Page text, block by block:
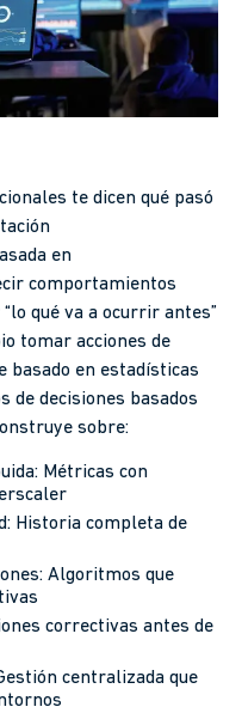
te dicen qué pasó
en
comportamientos
qué va a ocurrir antes”
tomar acciones de
basado en estadísticas
de decisiones basados
sobre:
Métricas con
Historia completa de
Algoritmos que
correctivas antes de
centralizada que